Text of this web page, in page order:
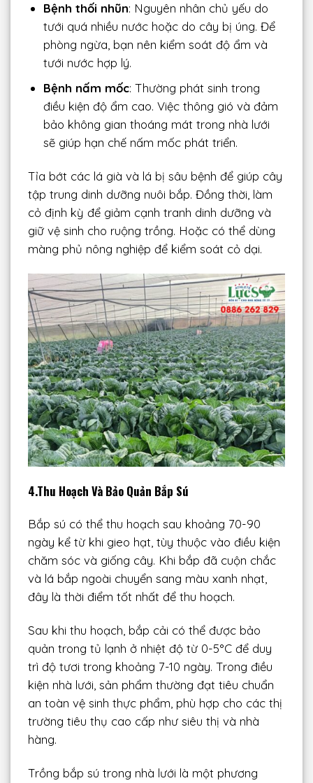
Bệnh thối nhũn: Nguyên nhân chủ yếu do
tưới quá nhiều nước hoặc do cây bị úng. Để
phòng ngừa, bạn nên kiểm soát độ ẩm và
tưới nước hợp lý.
Bệnh nấm mốc: Thường phát sinh trong
điều kiện độ ẩm cao. Việc thông gió và đảm
bảo không gian thoáng mát trong nhà lưới
sẽ giúp hạn chế nấm mốc phát triển.
Tỉa bớt các lá già và lá bị sâu bệnh để giúp cây
tập trung dinh dưỡng nuôi bắp. Đồng thời, làm
cỏ định kỳ để giảm cạnh tranh dinh dưỡng và
giữ vệ sinh cho ruộng trồng. Hoặc có thể dùng
màng phủ nông nghiệp để kiểm soát cỏ dại.
4.Thu Hoạch Và Bảo Quản Bắp Sú
Bắp sú có thể thu hoạch sau khoảng 70-90
ngày kể từ khi gieo hạt, tùy thuộc vào điều kiện
chăm sóc và giống cây. Khi bắp đã cuộn chắc
và lá bắp ngoài chuyển sang màu xanh nhạt,
đây là thời điểm tốt nhất để thu hoạch.
Sau khi thu hoạch, bắp cải có thể được bảo
quản trong tủ lạnh ở nhiệt độ từ 0-5°C để duy
trì độ tươi trong khoảng 7-10 ngày. Trong điều
kiện nhà lưới, sản phẩm thường đạt tiêu chuẩn
an toàn vệ sinh thực phẩm, phù hợp cho các thị
trường tiêu thụ cao cấp như siêu thị và nhà
hàng.
Trồng bắp sú trong nhà lưới là một phương